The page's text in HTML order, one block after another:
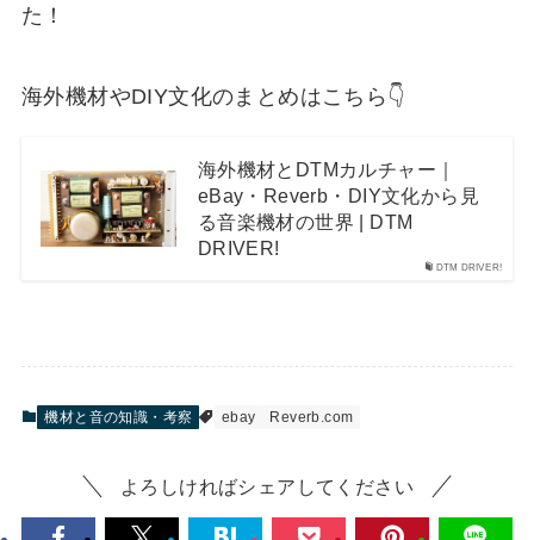
た！
海外機材やDIY文化のまとめはこちら👇
DTM DRIVER!
海外機材とDTMカルチャー｜
eBay・Reverb・DIY文化から見
る音楽機材の世界 | DTM
DRIVER!
機材と音の知識・考察 ebay Reverb.com
よろしければシェアしてください